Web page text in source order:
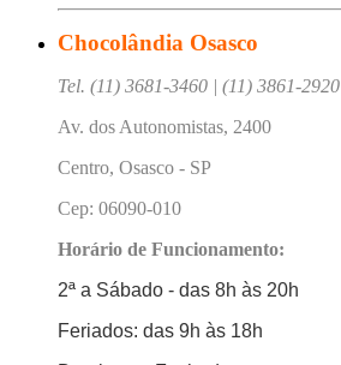
Chocolândia Osasco
Tel. (11) 3681-3460 | (11) 3861-2920
Av. dos Autonomistas, 2400
Centro, Osasco - SP
Cep: 06090-010
Horário de Funcionamento:
2ª a Sábado - das 8h às 20h
Feriados: das 9h às 18h